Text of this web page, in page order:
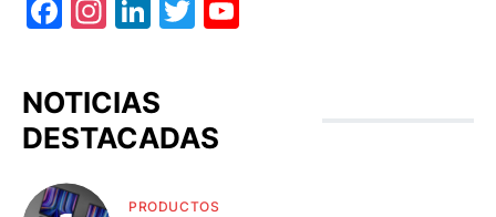
Facebook
Instagram
LinkedIn
Twitter
NOTICIAS
DESTACADAS
PRODUCTOS